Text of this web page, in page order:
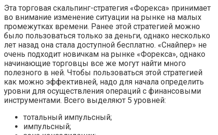
Эта торговая скальпинг-стратегия «Форекса» принимает
во внимание изменение ситуации на рынке на малых
промежутках времени. Ранее этой стратегией можно
было пользоваться только за деньги, однако несколько
лет назад она стала доступной бесплатно. «Снайпер» не
очень подходит новичкам на рынке «Форекса», однако
начинающие торговцы все же могут найти много
полезного в ней. Чтобы пользоваться этой стратегией
как можно эффективней, надо для начала определить
уровни для осуществления операций с финансовыми
инструментами. Всего выделяют 5 уровней:
тотальный импульсный;
импульсный;